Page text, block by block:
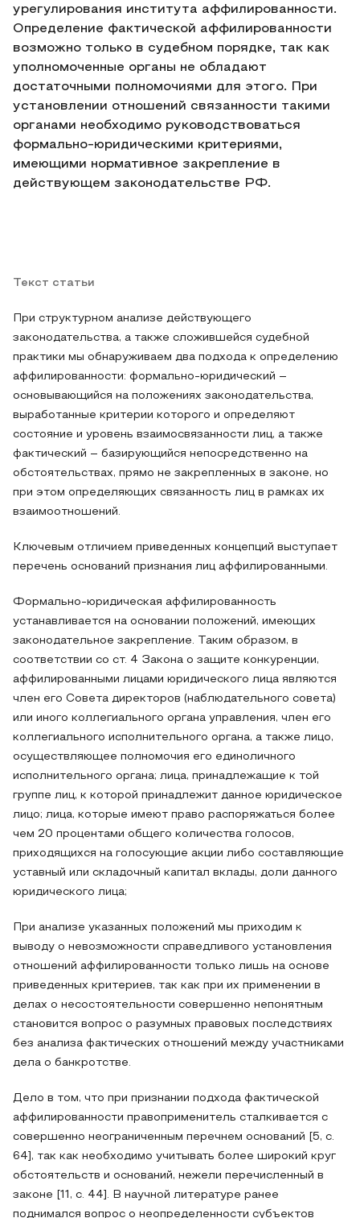
урегулирования института аффилированности.
Определение фактической аффилированности
возможно только в судебном порядке, так как
уполномоченные органы не обладают
достаточными полномочиями для этого. При
установлении отношений связанности такими
органами необходимо руководствоваться
формально-юридическими критериями,
имеющими нормативное закрепление в
действующем законодательстве РФ.
Текст статьи
При структурном анализе действующего
законодательства, а также сложившейся судебной
практики мы обнаруживаем два подхода к определению
аффилированности: формально-юридический –
основывающийся на положениях законодательства,
выработанные критерии которого и определяют
состояние и уровень взаимосвязанности лиц, а также
фактический – базирующийся непосредственно на
обстоятельствах, прямо не закрепленных в законе, но
при этом определяющих связанность лиц в рамках их
взаимоотношений.
Ключевым отличием приведенных концепций выступает
перечень оснований признания лиц аффилированными.
Формально-юридическая аффилированность
устанавливается на основании положений, имеющих
законодательное закрепление. Таким образом, в
соответствии со ст. 4 Закона о защите конкуренции,
аффилированными лицами юридического лица являются
член его Совета директоров (наблюдательного совета)
или иного коллегиального органа управления, член его
коллегиального исполнительного органа, а также лицо,
осуществляющее полномочия его единоличного
исполнительного органа; лица, принадлежащие к той
группе лиц, к которой принадлежит данное юридическое
лицо; лица, которые имеют право распоряжаться более
чем 20 процентами общего количества голосов,
приходящихся на голосующие акции либо составляющие
уставный или складочный капитал вклады, доли данного
юридического лица;
При анализе указанных положений мы приходим к
выводу о невозможности справедливого установления
отношений аффилированности только лишь на основе
приведенных критериев, так как при их применении в
делах о несостоятельности совершенно непонятным
становится вопрос о разумных правовых последствиях
без анализа фактических отношений между участниками
дела о банкротстве.
Дело в том, что при признании подхода фактической
аффилированности правоприменитель сталкивается с
совершенно неограниченным перечнем оснований [5, с.
64], так как необходимо учитывать более широкий круг
обстоятельств и оснований, нежели перечисленный в
законе [11, с. 44]. В научной литературе ранее
поднимался вопрос о неопределенности субъектов